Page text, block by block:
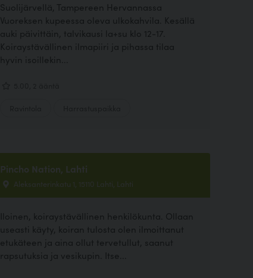
Suolijärvellä, Tampereen Hervannassa
Vuoreksen kupeessa oleva ulkokahvila. Kesällä
auki päivittäin, talvikausi la+su klo 12-17.
Koiraystävällinen ilmapiiri ja pihassa tilaa
hyvin isoillekin...
Pincho Nation, Lahti
Aleksanterinkatu 1, 15110 Lahti, Lahti
Iloinen, koiraystävällinen henkilökunta. Ollaan
useasti käyty, koiran tulosta olen ilmoittanut
etukäteen ja aina ollut tervetullut, saanut
rapsutuksia ja vesikupin. Itse...